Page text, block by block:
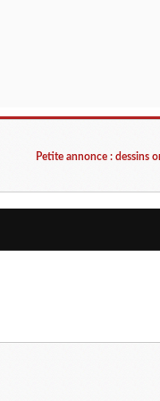
Petite annonce : dessins